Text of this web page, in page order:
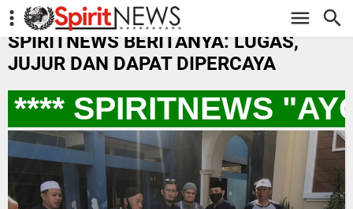
-->
SPIRITNEWS BERITANYA: LUGAS,
JUJUR DAN DAPAT DIPERCAYA
SPIRITNEWS "AYO